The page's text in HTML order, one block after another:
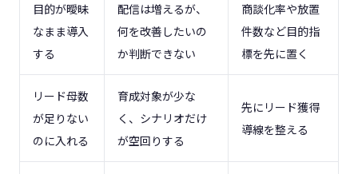
目的が曖昧
なまま導入
する
配信は増えるが、
何を改善したいの
か判断できない
商談化率や放置
件数など目的指
標を先に置く
リード母数
が足りない
のに入れる
育成対象が少な
く、シナリオだけ
が空回りする
先にリード獲得
導線を整える